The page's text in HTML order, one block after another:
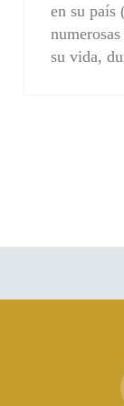
en su país
su vida,